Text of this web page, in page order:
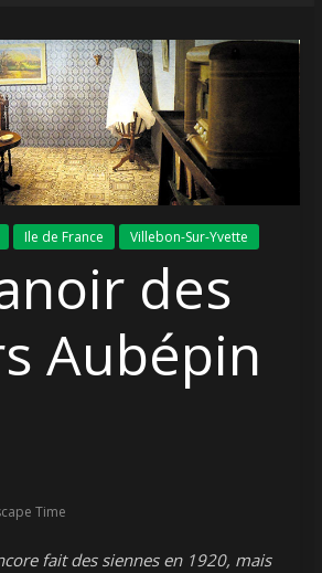
Ile de France Villebon-Sur-Yvette
Aubépin
Time
fait des siennes en 1920, mais